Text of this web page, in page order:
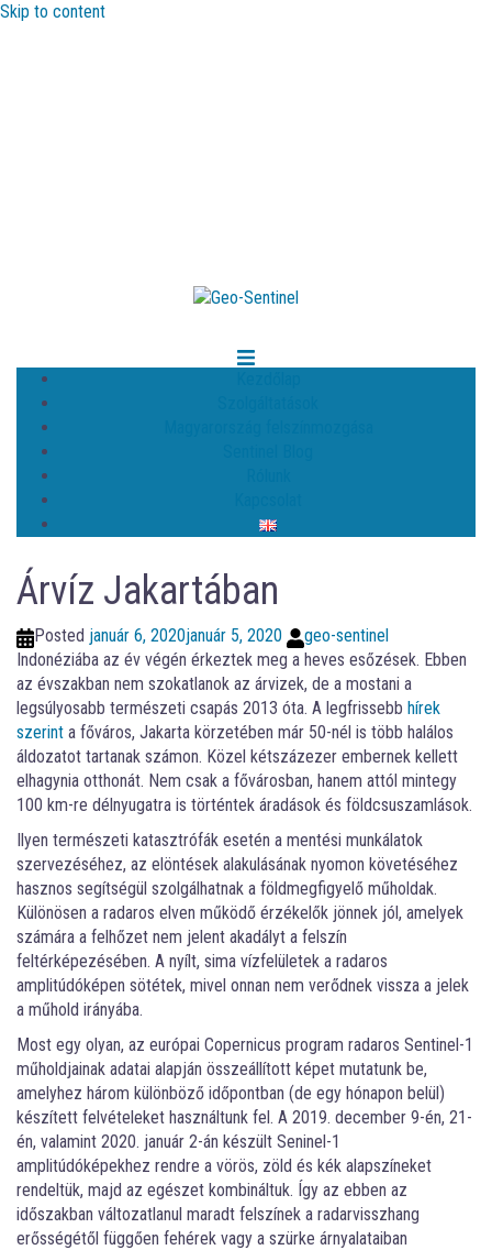
Skip to content
Árvíz Jakartában
Posted január 6, 2020január 5, 2020
geo-sentinel
Indonéziába az év végén érkeztek meg a heves esőzések. Ebben
az évszakban nem szokatlanok az árvizek, de a mostani a
legsúlyosabb természeti csapás 2013 óta. A legfrissebb hírek
szerint a főváros, Jakarta körzetében már 50-nél is több halálos
áldozatot tartanak számon. Közel kétszázezer embernek kellett
elhagynia otthonát. Nem csak a fővárosban, hanem attól mintegy
100 km-re délnyugatra is történtek áradások és földcsuszamlások.
Ilyen természeti katasztrófák esetén a mentési munkálatok
szervezéséhez, az elöntések alakulásának nyomon követéséhez
hasznos segítségül szolgálhatnak a földmegfigyelő műholdak.
Különösen a radaros elven működő érzékelők jönnek jól, amelyek
számára a felhőzet nem jelent akadályt a felszín
feltérképezésében. A nyílt, sima vízfelületek a radaros
amplitúdóképen sötétek, mivel onnan nem verődnek vissza a jelek
a műhold irányába.
Most egy olyan, az európai Copernicus program radaros Sentinel-1
műholdjainak adatai alapján összeállított képet mutatunk be,
amelyhez három különböző időpontban (de egy hónapon belül)
készített felvételeket használtunk fel. A 2019. december 9-én, 21-
én, valamint 2020. január 2-án készült Seninel-1
amplitúdóképekhez rendre a vörös, zöld és kék alapszíneket
rendeltük, majd az egészet kombináltuk. Így az ebben az
időszakban változatlanul maradt felszínek a radarvisszhang
erősségétől függően fehérek vagy a szürke árnyalataiban